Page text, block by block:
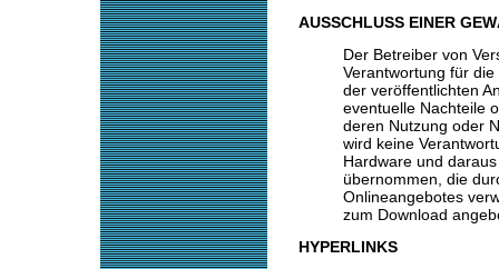
AUSSCHLUSS EINER
Der Betreiber von
Verantwortung für
der veröffentlichten
eventuelle Nachteile
deren Nutzung oder
wird keine
Hardware und
übernommen, die
Onlineangebotes
zum Download
HYPERLINKS